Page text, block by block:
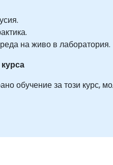
на живо в лаборатория.
обучение за този курс,